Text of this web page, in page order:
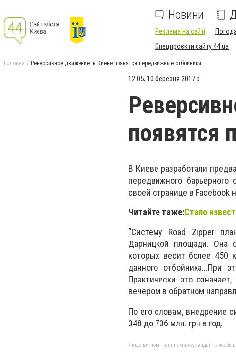
Новини
Реклама на сайті Погода
Спецпроєкти сайту 44.ua
Головна Реверсивное движение: в Киеве появятся передвижные отбойники
12:05, 10 березня 2017 р.
появятся
В Киеве разработали
передвижного
своей странице в Facebook
Читайте таже:Стало
“Систему Road Zipper
Дарницкой площади. Она
которых весит более 450
данного отбойника...При
Практически это
вечером в обратном
По его словам, внедрение
348 до 736 млн. грн в год.
Якщо ви помітили помилку, виділіть